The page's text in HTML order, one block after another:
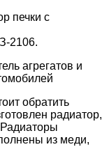
печки с
2106.
агрегатов и
обратить
радиатор,
Радиаторы
из меди,